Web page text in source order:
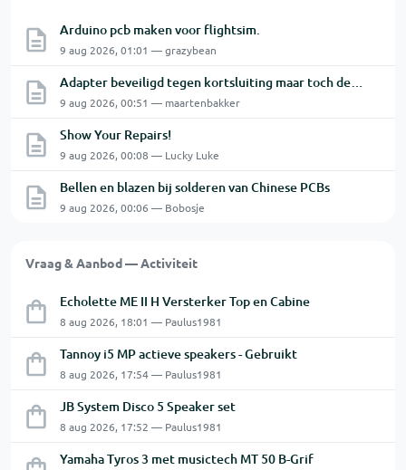
Arduino pcb maken voor flightsim.
9 aug 2026, 01:01 — grazybean
Adapter beveiligd tegen kortsluiting maar toch defect?
9 aug 2026, 00:51 — maartenbakker
Show Your Repairs!
9 aug 2026, 00:08 — Lucky Luke
Bellen en blazen bij solderen van Chinese PCBs
9 aug 2026, 00:06 — Bobosje
Vraag & Aanbod — Activiteit
Echolette ME II H Versterker Top en Cabine
8 aug 2026, 18:01 — Paulus1981
Tannoy i5 MP actieve speakers - Gebruikt
8 aug 2026, 17:54 — Paulus1981
JB System Disco 5 Speaker set
8 aug 2026, 17:52 — Paulus1981
Yamaha Tyros 3 met musictech MT 50 B-Grif